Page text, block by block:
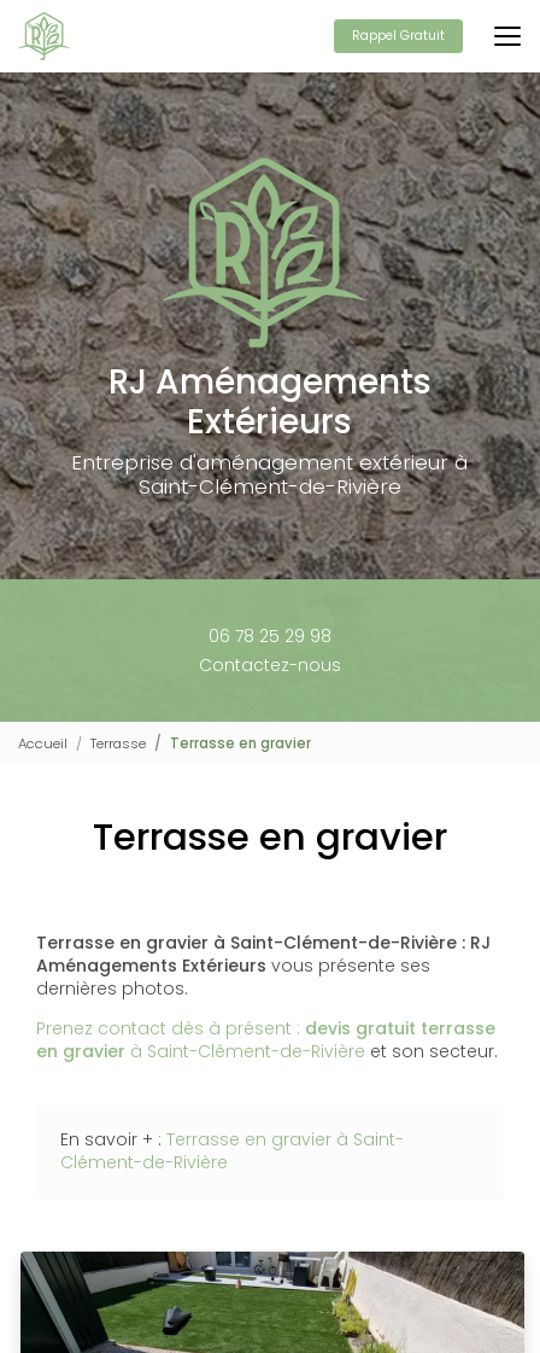
Aller
contenu
principal
Rappel Gratuit
RJ Aménagements
Extérieurs
Entreprise d'aménagement extérieur à
Saint-Clément-de-Rivière
06 78 25 29 98
Contactez-nous
Accueil Terrasse Terrasse en gravier
Terrasse en gravier
Terrasse en gravier à Saint-Clément-de-Rivière : RJ
Aménagements Extérieurs vous présente ses
dernières photos.
Prenez contact dès à présent : devis gratuit terrasse
en gravier à Saint-Clément-de-Rivière et son secteur.
En savoir + : Terrasse en gravier à Saint-
Clément-de-Rivière